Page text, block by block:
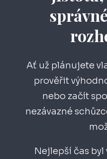
Ať už plánujete
prověřit
nebo začít
nezávazné
Nejlepší čas byl